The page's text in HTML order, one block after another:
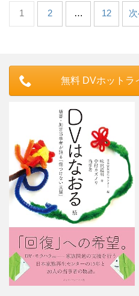
1 2 … 12
無料 DVホット